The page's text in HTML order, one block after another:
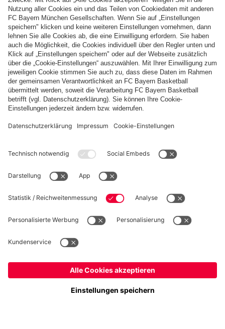
Zahlung & Lieferung
FC Bayern Store App
WIDERRUF
Datenschutz
Cookie Details
Preise inklusive MwSt. und zzgl. Versandkosten
© FC Bayern München AG
FC Bayern München AG, Säbener Str. 51-57, 81547 München
Ja,Österreich, um dorthin zu liefern!
Weltweit, um dorthin zu liefern!